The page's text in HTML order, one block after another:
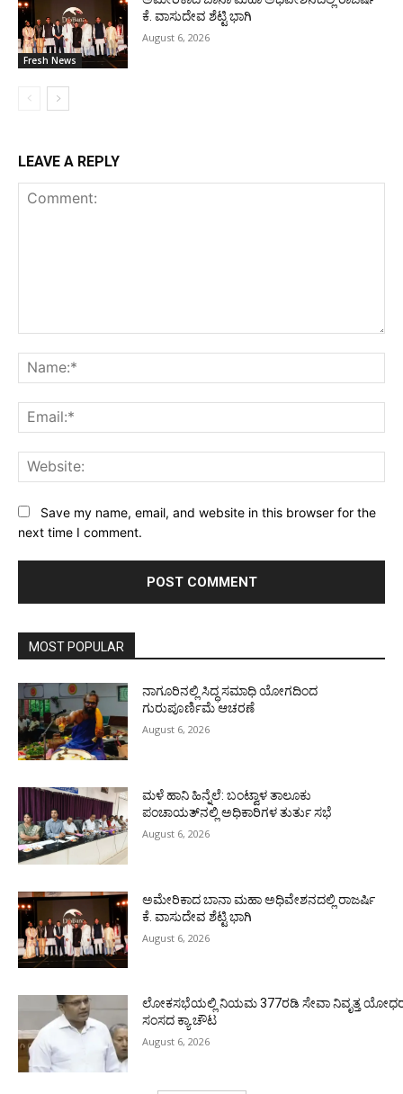
Fresh News
ಕೆ. ವಾಸುದೇವ ಶೆಟ್ಟಿ ಭಾಗಿ
August 6, 2026
LEAVE A REPLY
Save my name, email, and website in this browser for the
next time I comment.
MOST POPULAR
ನಾಗೂರಿನಲ್ಲಿ ಸಿದ್ಧ ಸಮಾಧಿ ಯೋಗದಿಂದ
ಗುರುಪೂರ್ಣಿಮೆ ಆಚರಣೆ
August 6, 2026
ಮಳೆ ಹಾನಿ ಹಿನ್ನೆಲೆ: ಬಂಟ್ವಾಳ ತಾಲೂಕು
ಪಂಚಾಯತ್‌ನಲ್ಲಿ ಅಧಿಕಾರಿಗಳ ತುರ್ತು ಸಭೆ
August 6, 2026
ಅಮೇರಿಕಾದ ಬಾನಾ ಮಹಾ ಅಧಿವೇಶನದಲ್ಲಿ ರಾಜರ್ಷಿ
ಕೆ. ವಾಸುದೇವ ಶೆಟ್ಟಿ ಭಾಗಿ
August 6, 2026
ಲೋಕಸಭೆಯಲ್ಲಿ ನಿಯಮ 377ರಡಿ ಸೇವಾ ನಿವೃತ್ತ
ಸಂಸದ ಕ್ಯಾ.ಚೌಟ
August 6, 2026